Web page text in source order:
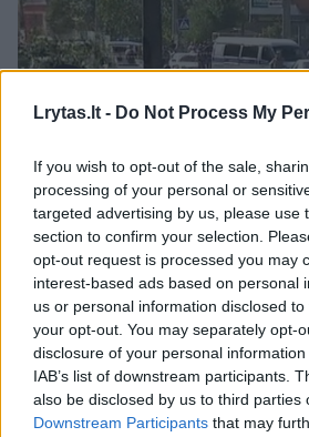
Lrytas.lt - Do Not Process My
If you wish to opt-out of the sale,
processing of your personal or
targeted advertising by us, please use
section to confirm your selection.
opt-out request is processed you may
interest-based ads based on personal
us or personal information disclosed
your opt-out. You may separately opt-
disclosure of your personal
IAB’s list of downstream participants.
also be disclosed by us to third parties
Downstream Participants that may
Duomenys apie aukų
šaltinis pranešė, kad žuvo
duomenimis – trys žmonės:
operatyvininkas ir teismo
pareigūnas. Šaltinis iš